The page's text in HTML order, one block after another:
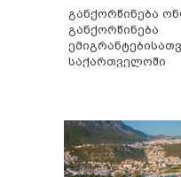
განქორწინება
განქორწინება
საქართველოში